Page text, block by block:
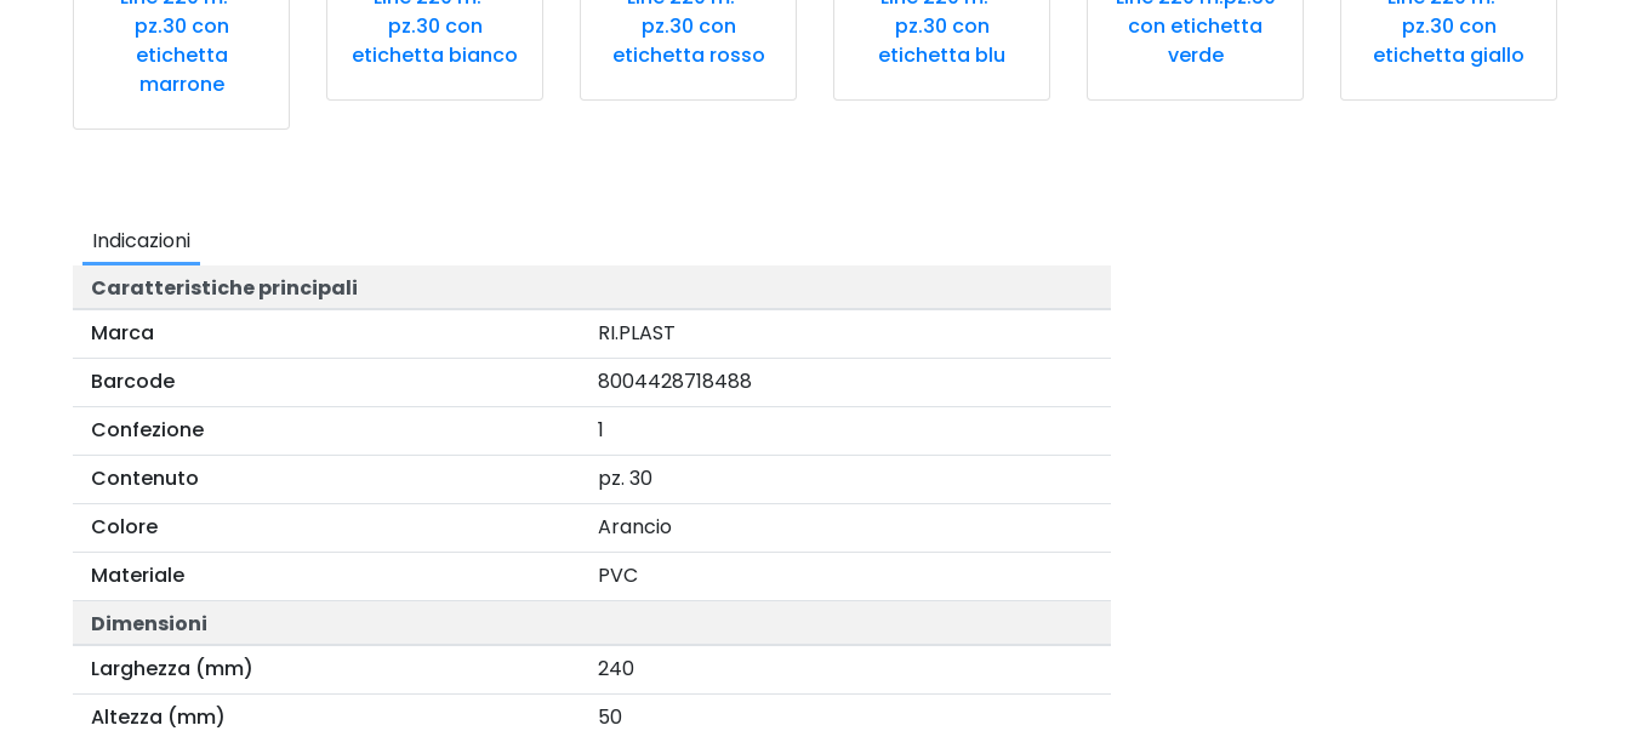
pz.30 con
etichetta
marrone
pz.30 con
etichetta bianco
pz.30 con
etichetta rosso
pz.30 con
etichetta blu
con etichetta
verde
pz.30 con
etichetta giallo
Indicazioni
Caratteristiche principali
Marca
RI.PLAST
Barcode
8004428718488
Confezione
1
Contenuto
pz. 30
Colore
Arancio
Materiale
PVC
Dimensioni
Larghezza (mm)
240
Altezza (mm)
50